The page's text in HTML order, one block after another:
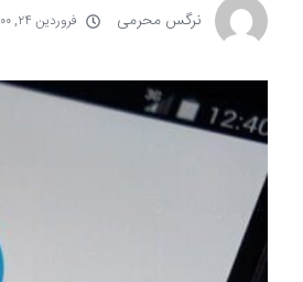
نرگس محرمی فروردین ۲۴, ۱۴۰۰